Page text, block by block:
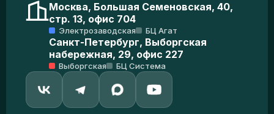
Москва, Большая Семеновская, 40,
стр. 13, офис 704
Электрозаводская БЦ Агат
Санкт-Петербург, Выборгская
набережная, 29, офис 227
Выборгская БЦ Система